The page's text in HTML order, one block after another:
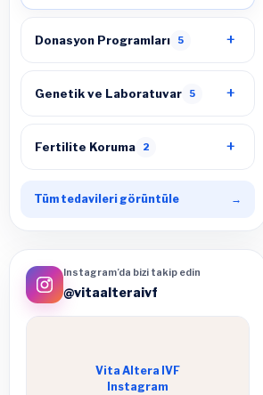
Donasyon Programları 5
Genetik ve Laboratuvar 5
Fertilite Koruma 2
Tüm tedavileri görüntüle →
Instagram’da bizi takip edin
@vitaalteraivf
Vita Altera IVF
Instagram